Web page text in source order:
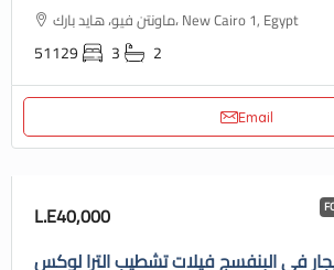
ماونتن فيو، هايد بارك، New Cairo 1, Egypt
51129 3 2
Email
L.E40,000
في البنفسج فيلات تشطيب الترا لوكس